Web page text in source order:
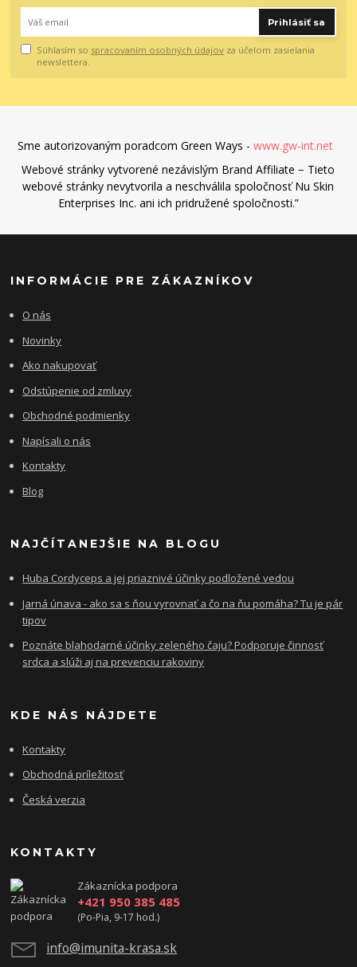
Prihlásiť sa
Súhlasím so spracovaním osobných údajov za účelom zasielania
newslettera.
Sme autorizovaným poradcom Green Ways - www.gw-int.net
Webové stránky vytvorené nezávislým Brand Affiliate − Tieto
webové stránky nevytvorila a neschválila spoločnosť Nu Skin
Enterprises Inc. ani ich pridružené spoločnosti.”
INFORMÁCIE PRE ZÁKAZNÍKOV
O nás
Novinky
Ako nakupovať
Odstúpenie od zmluvy
Obchodné podmienky
Napísali o nás
Kontakty
Blog
NAJČÍTANEJŠIE NA BLOGU
Huba Cordyceps a jej priaznivé účinky podložené vedou
Jarná únava - ako sa s ňou vyrovnať a čo na ňu pomáha? Tu je pár
tipov
Poznáte blahodarné účinky zeleného čaju? Podporuje činnosť
srdca a slúži aj na prevenciu rakoviny
KDE NÁS NÁJDETE
Kontakty
Obchodná príležitosť
Česká verzia
KONTAKTY
Zákaznícka podpora
+421 950 385 485
(Po-Pia, 9-17 hod.)
info@imunita-krasa.sk